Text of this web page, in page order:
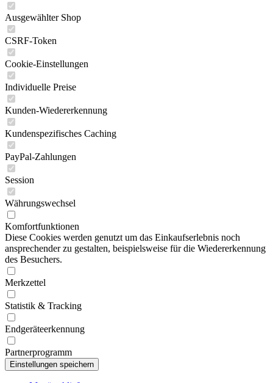
Ausgewählter Shop
CSRF-Token
Cookie-Einstellungen
Individuelle Preise
Kunden-Wiedererkennung
Kundenspezifisches Caching
PayPal-Zahlungen
Session
Währungswechsel
Komfortfunktionen
Diese Cookies werden genutzt um das Einkaufserlebnis noch
ansprechender zu gestalten, beispielsweise für die Wiedererkennung
des Besuchers.
Merkzettel
Statistik & Tracking
Endgeräteerkennung
Partnerprogramm